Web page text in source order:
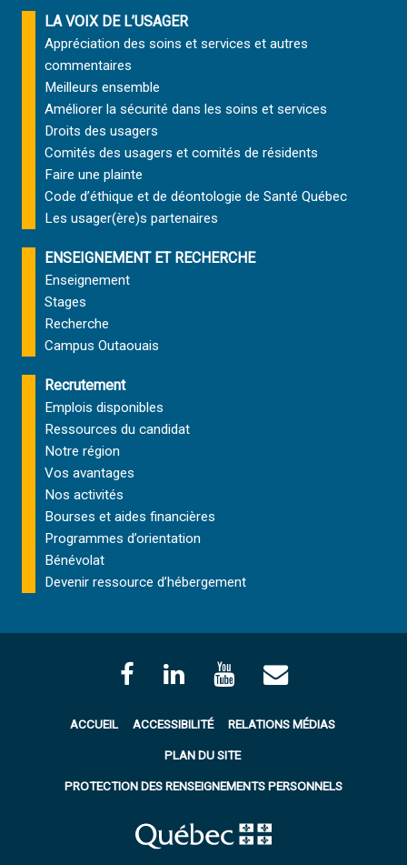
LA VOIX DE L’USAGER
Appréciation des soins et services et autres
commentaires
Meilleurs ensemble
Améliorer la sécurité dans les soins et services
Droits des usagers
Comités des usagers et comités de résidents
Faire une plainte
Code d’éthique et de déontologie de Santé Québec
Les usager(ère)s partenaires
ENSEIGNEMENT ET RECHERCHE
Enseignement
Stages
Recherche
Campus Outaouais
Recrutement
Emplois disponibles
Ressources du candidat
Notre région
Vos avantages
Nos activités
Bourses et aides financières
Programmes d’orientation
Bénévolat
Devenir ressource d’hébergement
ACCUEIL ACCESSIBILITÉ RELATIONS MÉDIAS
PLAN DU SITE
PROTECTION DES RENSEIGNEMENTS PERSONNELS